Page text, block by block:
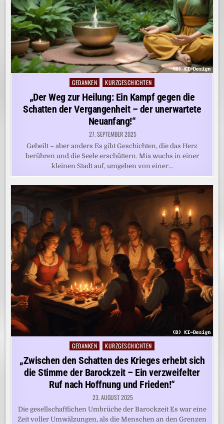
Posted
GEDANKEN KURZGESCHICHTEN
„Der Weg zur Heilung: Ein Kampf gegen die
Schatten der Vergangenheit – der unerwartete
Neuanfang!“
27. SEPTEMBER 2025
Geheilt – aber anders Es gibt Geschichten, die das Herz
berühren und die Seele erschüttern. Mia wuchs in einer
kleinen Stadt auf, umgeben von einer…
Posted
GEDANKEN KURZGESCHICHTEN
„Zwischen den Schatten des Krieges erhebt sich
die Stimme der Barockzeit – Ein verzweifelter
Ruf nach Hoffnung und Frieden!“
23. AUGUST 2025
Die gesellschaftlichen Umbrüche der Barockzeit Es war eine
Zeit voller Umwälzungen, als die Menschen an den Grenzen